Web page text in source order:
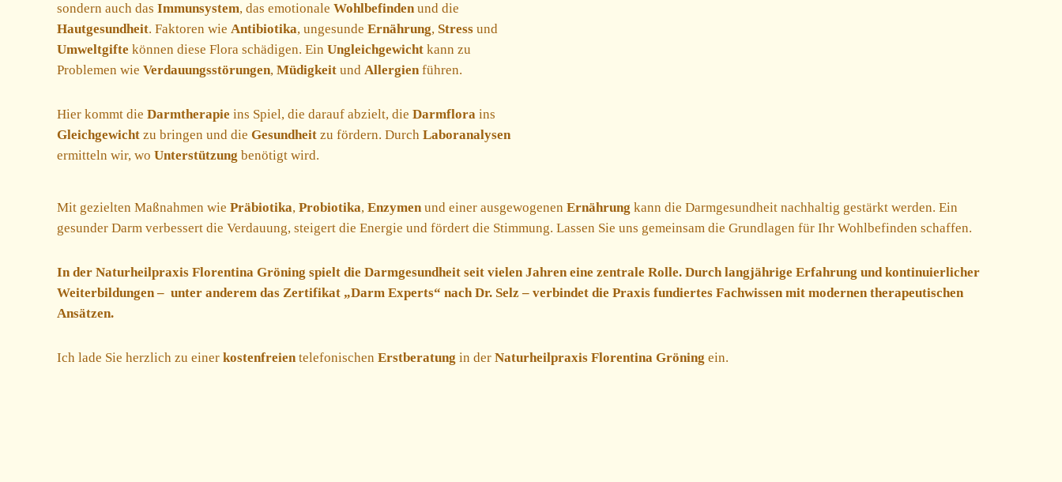
sondern auch das Immunsystem, das emotionale Wohlbefindenund die
Hautgesundheit. Faktoren wie Antibiotika, ungesunde Ernährung, Stress und
Umweltgifte können diese Flora schädigen. Ein Ungleichgewicht kann zu
Problemen wie Verdauungsstörungen, Müdigkeit und Allergienführen.
Hier kommt die Darmtherapie ins Spiel, die darauf abzielt, die Darmflora ins
Gleichgewicht zu bringen und die Gesundheit zu fördern. Durch Laboranalysen
ermitteln wir, wo Unterstützung benötigt wird.
Mit gezielten Maßnahmen wie Präbiotika, Probiotika, Enzymenund einer ausgewogenen Ernährung kann die Darmgesundheit nachhaltig gestärkt werden. Ein
gesunder Darm verbessert die Verdauung, steigert die Energie und fördert die Stimmung. Lassen Sie uns gemeinsam die Grundlagen für Ihr Wohlbefinden schaffen.
In der Naturheilpraxis Florentina Gröning spielt die Darmgesundheit seit vielen Jahren eine zentrale Rolle. Durch langjährige Erfahrung und kontinuierlicher
Weiterbildungen – unter anderem das Zertifikat „Darm Experts“ nach Dr. Selz – verbindet die Praxis fundiertes Fachwissen mit modernen therapeutischen
Ansätzen.
Ich lade Sie herzlich zu einer kostenfreientelefonischen Erstberatung in der Naturheilpraxis Florentina Gröning ein.